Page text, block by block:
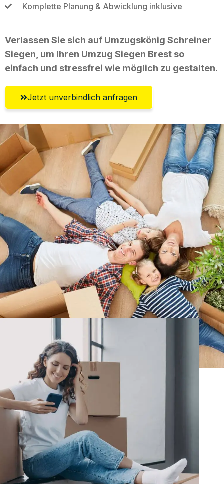
Komplette Planung & Abwicklung inklusive
Verlassen Sie sich auf Umzugskönig Schreiner
Siegen, um Ihren Umzug Siegen Brest so
einfach und stressfrei wie möglich zu gestalten.
Jetzt unverbindlich anfragen